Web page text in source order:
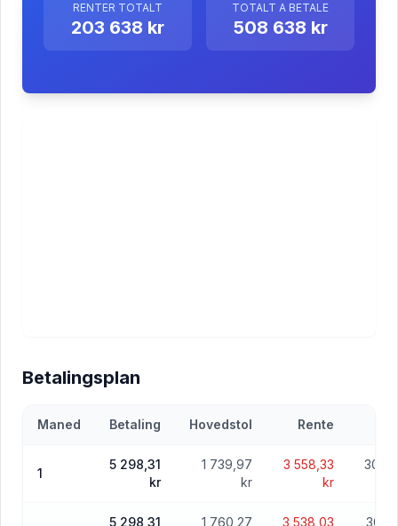
RENTER TOTALT
203 638 kr
TOTALT A BETALE
508 638 kr
Betalingsplan
Maned Betaling Hovedstol Rente
1
5 298,31
kr
1 739,97
kr
3 558,33
kr
303
5 298,31
1 760,27
3 538,03
301